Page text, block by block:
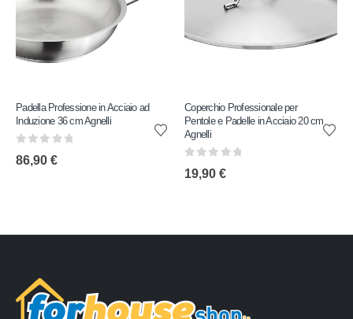
Padella Professione in Acciaio ad
Induzione 36 cm Agnelli
86,90 €
Coperchio Professionale per
Pentole e Padelle in Acciaio 20 cm
Agnelli
19,90 €